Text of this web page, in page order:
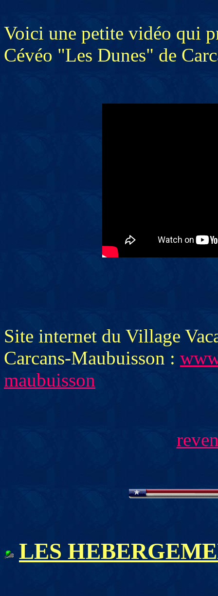
Voici une petite vidéo qui
Cévéo "Les Dunes" de
Site internet du Village
Carcans-Maubuisson :
maubuisson
LES